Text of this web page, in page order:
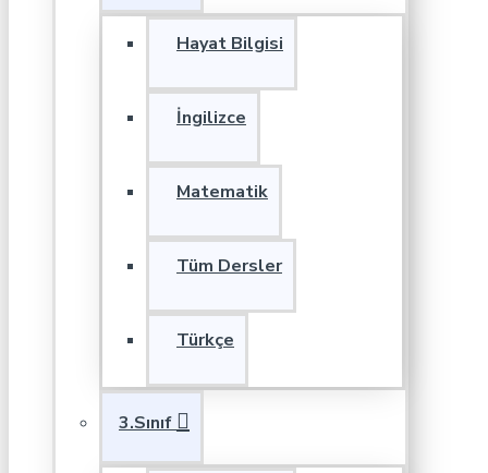
Hayat Bilgisi
İngilizce
Matematik
Tüm Dersler
Türkçe
3.Sınıf